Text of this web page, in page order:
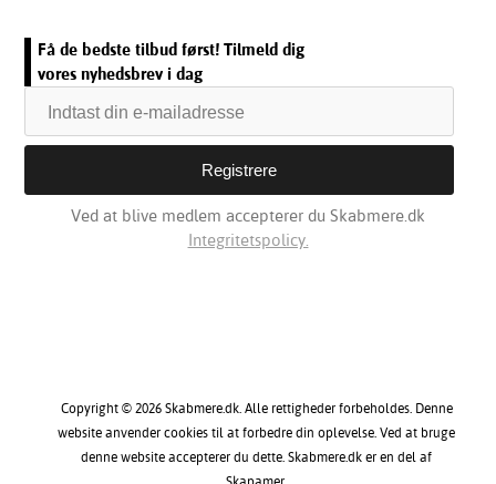
Få de bedste tilbud først! Tilmeld dig
vores nyhedsbrev i dag
Ved at blive medlem accepterer du Skabmere.dk
Integritetspolicy.
Copyright © 2026 Skabmere.dk. Alle rettigheder forbeholdes. Denne
website anvender cookies til at forbedre din oplevelse. Ved at bruge
denne website accepterer du dette. Skabmere.dk er en del af